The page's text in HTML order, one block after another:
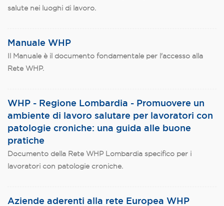
salute nei luoghi di lavoro.
Manuale WHP
Il Manuale è il documento fondamentale per l'accesso alla
Rete WHP.
WHP - Regione Lombardia - Promuovere un
ambiente di lavoro salutare per lavoratori con
patologie croniche: una guida alle buone
pratiche
Documento della Rete WHP Lombardia specifico per i
lavoratori con patologie croniche.
Aziende aderenti alla rete Europea WHP